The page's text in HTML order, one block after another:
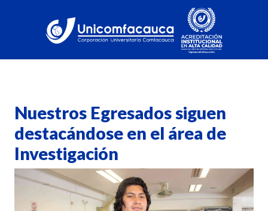
Nuestros Egresados siguen
destacándose en el área de
Investigación